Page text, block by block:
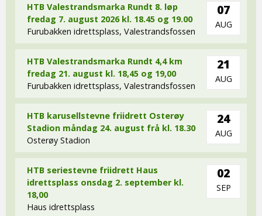
HTB Valestrandsmarka Rundt 8. løp
fredag 7. august 2026 kl. 18.45 og 19.00
Furubakken idrettsplass, Valestrandsfossen
07
AUG
HTB Valestrandsmarka Rundt 4,4 km
fredag 21. august kl. 18,45 og 19,00
Furubakken idrettsplass, Valestrandsfossen
21
AUG
HTB karusellstevne friidrett Osterøy
Stadion måndag 24. august frå kl. 18.30
Osterøy Stadion
24
AUG
HTB seriestevne friidrett Haus
idrettsplass onsdag 2. september kl.
18,00
Haus idrettsplass
02
SEP